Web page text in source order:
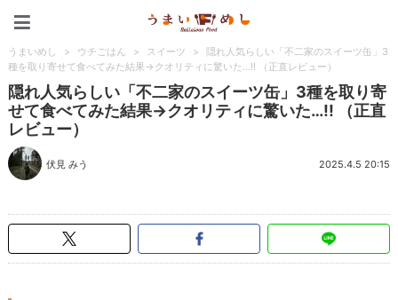
うまいめし > ウチごはん > スイーツ >
隠れ人気らしい「不二家のスイーツ缶」3
種を取り寄せて食べてみた結果→クオリティに驚いた…!! （正直レビュー）
隠れ人気らしい「不二家のスイーツ缶」3種を取り寄
せて食べてみた結果→クオリティに驚いた…!! （正直
レビュー）
伏見 みう 2025.4.5 20:15